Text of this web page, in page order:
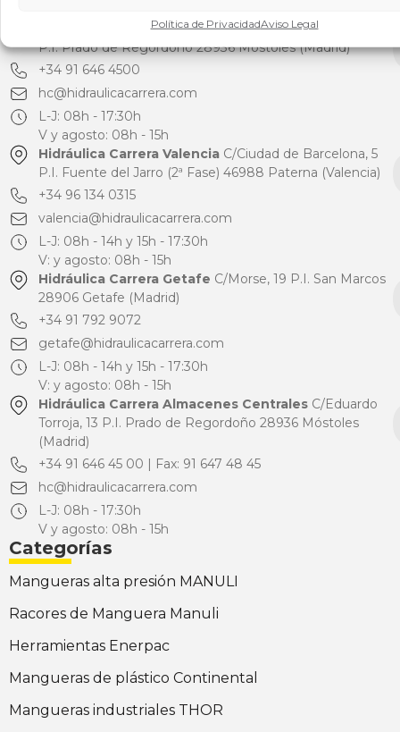
Política de PrivacidadAviso Legal
Hidráulica Carrera MóstolesC/Torres Quevedo, 29
P.I. Prado de Regordoño 28936 Móstoles (Madrid)
+34 91 646 4500
hc@hidraulicacarrera.com
L-J: 08h - 17:30h
V y agosto: 08h - 15h
Hidráulica Carrera ValenciaC/Ciudad de Barcelona, 5
P.I. Fuente del Jarro (2ª Fase) 46988 Paterna (Valencia)
+34 96 134 0315
valencia@hidraulicacarrera.com
L-J: 08h - 14h y 15h - 17:30h
V: y agosto: 08h - 15h
Hidráulica Carrera Getafe C/Morse, 19 P.I. San Marcos
28906 Getafe (Madrid)
+34 91 792 9072
getafe@hidraulicacarrera.com
L-J: 08h - 14h y 15h - 17:30h
V: y agosto: 08h - 15h
Hidráulica Carrera Almacenes CentralesC/Eduardo
Torroja, 13 P.I. Prado de Regordoño 28936 Móstoles
(Madrid)
+34 91 646 45 00 | Fax: 91 647 48 45
hc@hidraulicacarrera.com
L-J: 08h - 17:30h
V y agosto: 08h - 15h
Categorías
Mangueras alta presión MANULI
Racores de Manguera Manuli
Herramientas Enerpac
Mangueras de plástico Continental
Mangueras industriales THOR